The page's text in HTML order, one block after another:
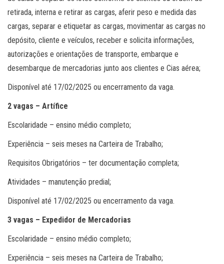
retirada, interna e retirar as cargas, aferir peso e medida das
cargas, separar e etiquetar as cargas, movimentar as cargas no
depósito, cliente e veículos, receber e solicita informações,
autorizações e orientações de transporte, embarque e
desembarque de mercadorias junto aos clientes e Cias aérea;
Disponível até 17/02/2025 ou encerramento da vaga.
2 vagas – Artífice
Escolaridade – ensino médio completo;
Experiência – seis meses na Carteira de Trabalho;
Requisitos Obrigatórios – ter documentação completa;
Atividades – manutenção predial;
Disponível até 17/02/2025 ou encerramento da vaga.
3 vagas – Expedidor de Mercadorias
Escolaridade – ensino médio completo;
Experiência – seis meses na Carteira de Trabalho;